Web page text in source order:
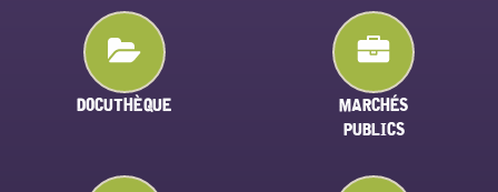
DOCUTHÈQUE
MARCHÉS
PUBLICS